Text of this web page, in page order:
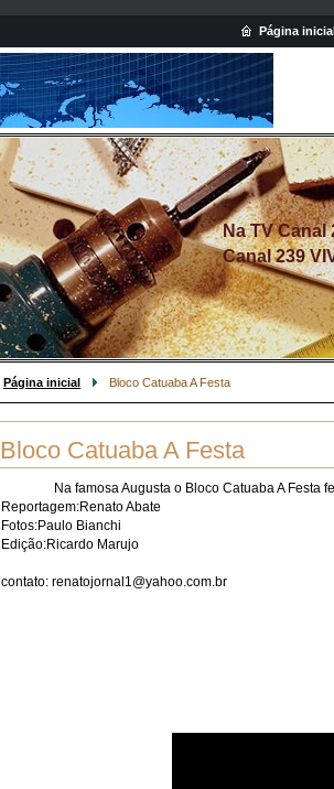
Na TV Canal
Canal 239
Página inicial Bloco Catuaba A Festa
Bloco Catuaba A Festa
Na famosa Augusta o Bloco Catuaba A Festa fez
Reportagem:Renato Abate
Fotos:Paulo Bianchi
Edição:Ricardo Marujo
contato: renatojornal1@yahoo.com.br
Página